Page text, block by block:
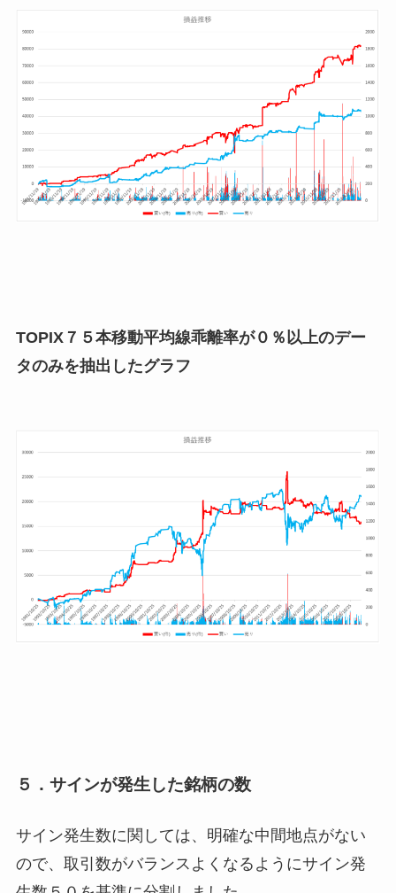
TOPIX７５本移動平均線乖離率が０％以上のデー
タのみを抽出したグラフ
５．サインが発生した銘柄の数
サイン発生数に関しては、明確な中間地点がない
ので、取引数がバランスよくなるようにサイン発